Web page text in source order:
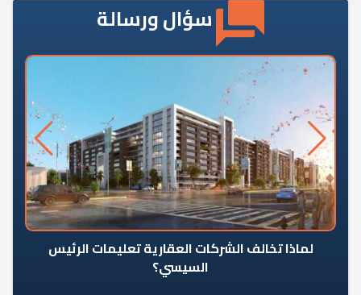
سؤال ورسالة
من يوقف سرطان الأبراج السكنية المخالفة
ياحكومة؟